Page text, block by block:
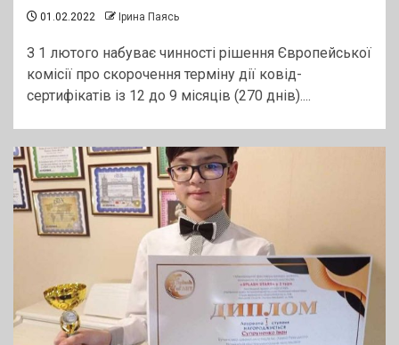
01.02.2022 Ірина Паясь
З 1 лютого набуває чинності рішення Європейської
комісії про скорочення терміну дії ковід-
сертифікатів із 12 до 9 місяців (270 днів)....